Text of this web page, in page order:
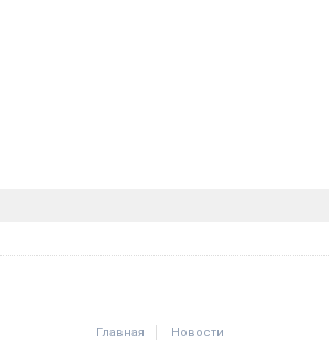
Главная Новости